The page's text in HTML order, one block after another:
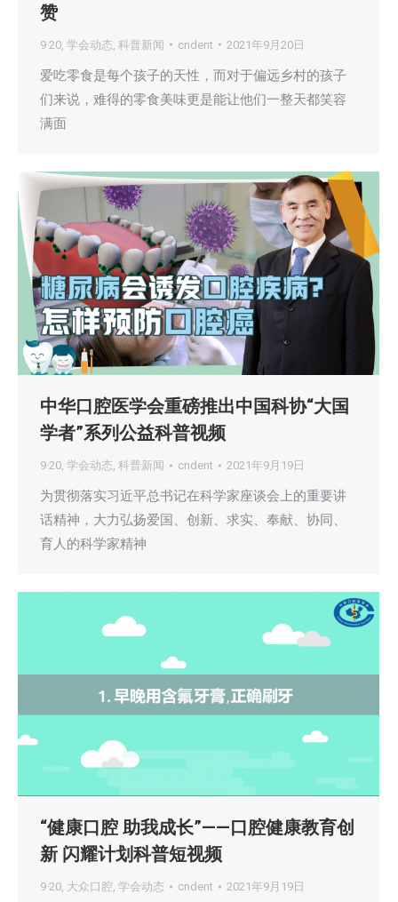
赞
9·20 学会动态 科普新闻 cndent 2021年9月20日
爱吃零食是每个孩子的天性，而对于偏远乡村的孩子
们来说，难得的零食美味更是能让他们一整天都笑容
满面
中华口腔医学会重磅推出中国科协“大国
学者”系列公益科普视频
9·20, 学会动态, 科普新闻 cndent 2021年9月19日
为贯彻落实习近平总书记在科学家座谈会上的重要讲
话精神，大力弘扬爱国、创新、求实、奉献、协同、
育人的科学家精神
“健康口腔 助我成长”——口腔健康教育创
新 闪耀计划科普短视频
9·20, 大众口腔, 学会动态 cndent 2021年9月19日